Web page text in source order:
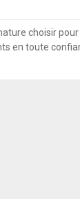
choisir pour
en toute